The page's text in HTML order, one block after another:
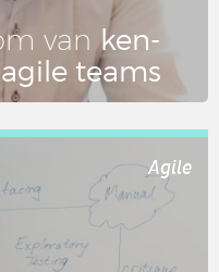
vanken­
agile teams
Agile